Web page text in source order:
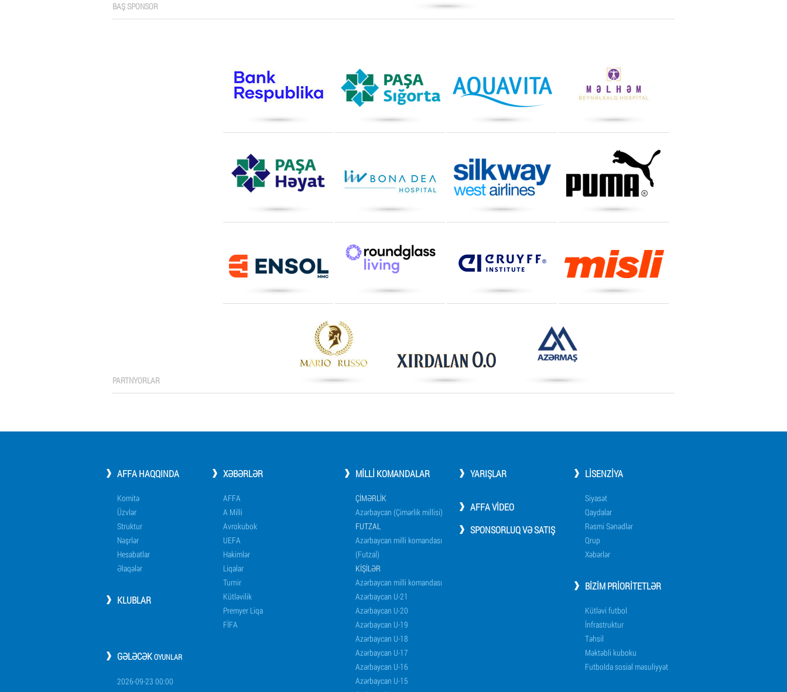
BAŞ SPONSOR
PARTNYORLAR
AFFA HAQQINDA
Komitə
Üzvlər
Struktur
Nəşrlər
Hesabatlar
Əlaqələr
KLUBLAR
XƏBƏRLƏR
AFFA
A Milli
Avrokubok
UEFA
Hakimlər
Liqalar
Turnir
Kütləvilik
Premyer Liqa
FİFA
GƏLƏCƏKOYUNLAR
2026-09-23 00:00
MILLI KOMANDALAR
ÇIMƏRLIK
Azərbaycan (Çimərlik millisi)
FUTZAL
Azərbaycan milli komandası
(Futzal)
KIŞILƏR
Azərbaycan milli komandası
Azərbaycan U-21
Azərbaycan U-20
Azərbaycan U-19
Azərbaycan U-18
Azərbaycan U-17
Azərbaycan U-16
Azərbaycan U-15
YARIŞLAR
AFFA VIDEO
SPONSORLUQ VƏ SATIŞ
LISENZIYA
Siyasət
Qaydalar
Rəsmi Sənədlər
Qrup
Xəbərlər
BIZIM PRIORITETLƏR
Kütləvi futbol
İnfrastruktur
Təhsil
Məktəbli kuboku
Futbolda sosial məsuliyyət